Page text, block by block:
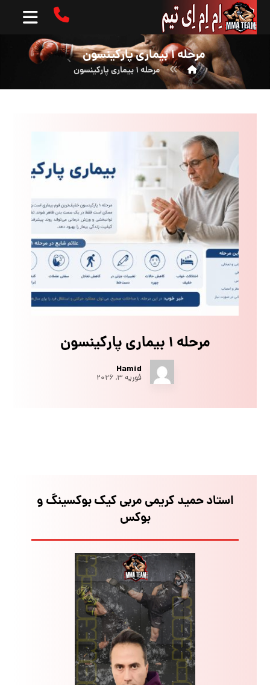
مرحله ۱ بیماری پارکینسون
مرحله ۱ بیماری پارکینسون
مرحله ۱ بیماری پارکینسون
Hamid
فوریه ۳, ۲۰۲۶
استاد حمید کریمی مربی کیک بوکسینگ و
بوکس